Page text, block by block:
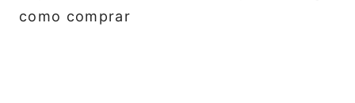
como comprar